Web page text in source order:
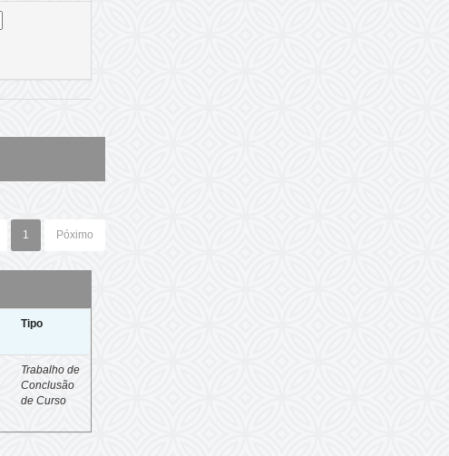
1 Póximo
Tipo
Trabalho de
Conclusão
de Curso